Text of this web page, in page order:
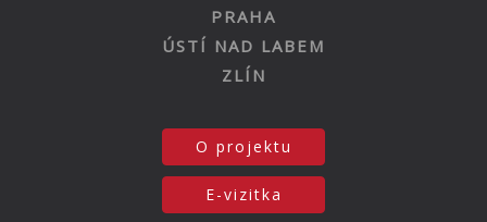
PRAHA
ÚSTÍ NAD LABEM
ZLÍN
O projektu
E-vizitka